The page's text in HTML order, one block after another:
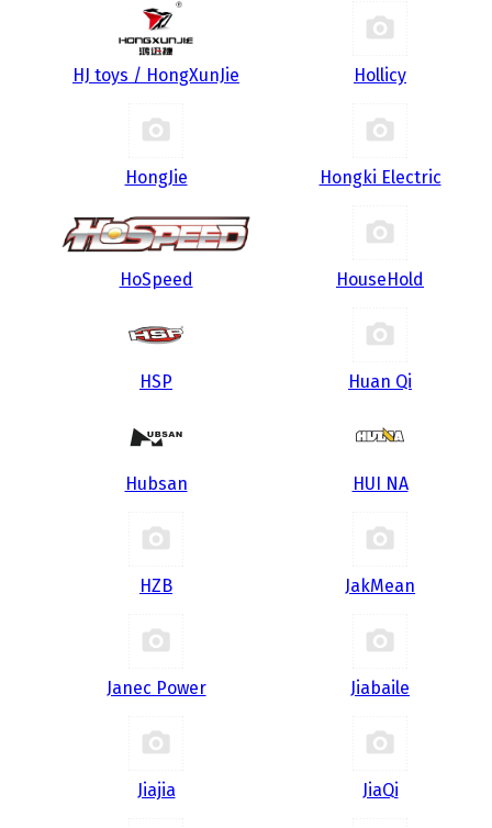
HJ toys / HongXunJie Hollicy
HongJie Hongki Electric
HoSpeed HouseHold
HSP Huan Qi
Hubsan HUI NA
HZB JakMean
Janec Power Jiabaile
Jiajia JiaQi